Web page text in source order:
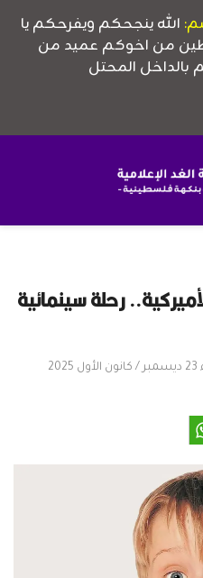
رحلة سينمائية